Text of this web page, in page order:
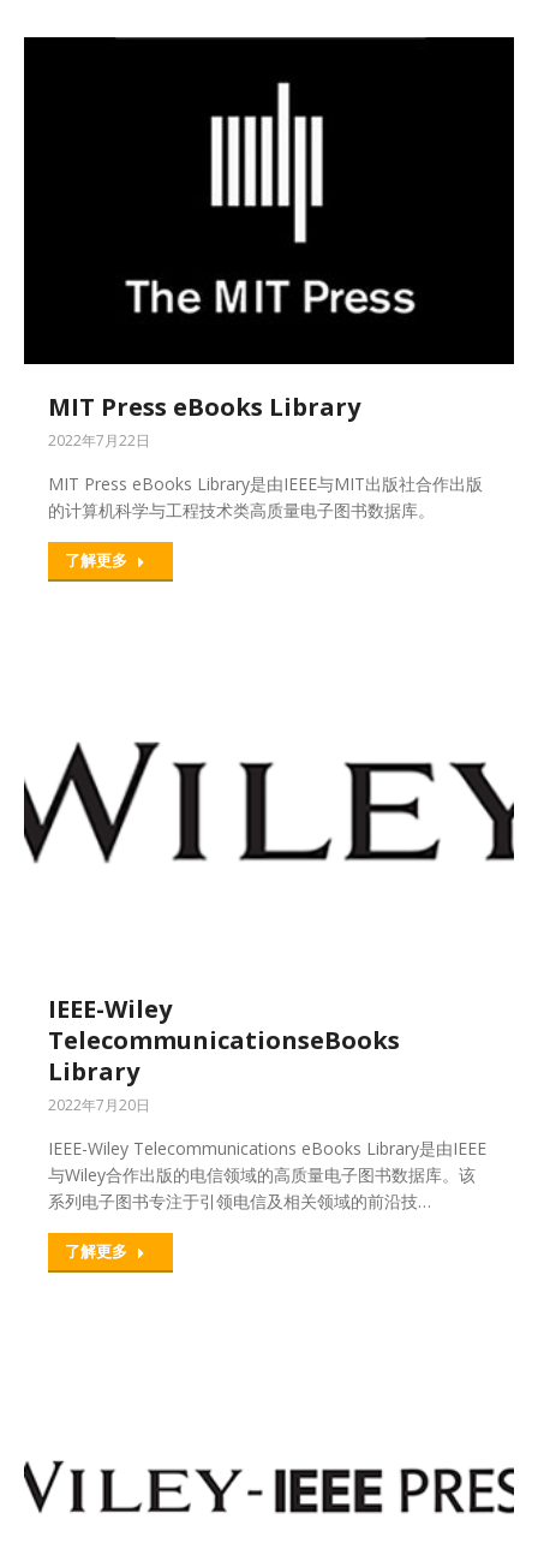
MIT Press eBooks Library
2022年7月22日
MIT Press eBooks Library是由IEEE与MIT出版社合作出版
的计算机科学与工程技术类高质量电子图书数据库。
了解更多
IEEE-Wiley
TelecommunicationseBooks
Library
2022年7月20日
IEEE-Wiley Telecommunications eBooks Library是由IEEE
与Wiley合作出版的电信领域的高质量电子图书数据库。该
系列电子图书专注于引领电信及相关领域的前沿技…
了解更多